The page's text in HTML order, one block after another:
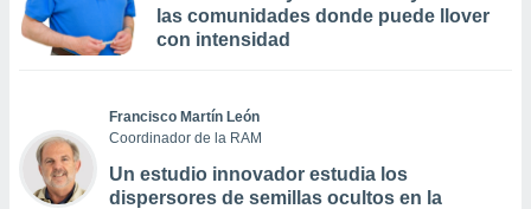
las comunidades donde puede llover
con intensidad
Francisco Martín León
Coordinador de la RAM
Un estudio innovador estudia los
dispersores de semillas ocultos en la